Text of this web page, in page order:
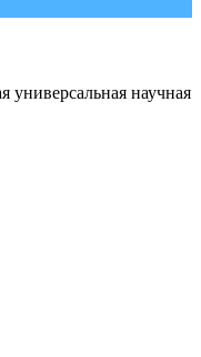
универсальная научная